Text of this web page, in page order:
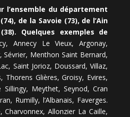
l’ensemble du département
de la Savoie (73), de l’Ain
Quelques exemples de
Annecy Le Vieux, Argonay,
Sévrier, Menthon Saint Bernard,
Saint Jorioz, Doussard, Villaz,
Thorens Glières, Groisy, Evires,
Meythet, Seynod, Cran
Rumilly, l’Albanais, Faverges.
Charvonnex, Allonzier La Caille,